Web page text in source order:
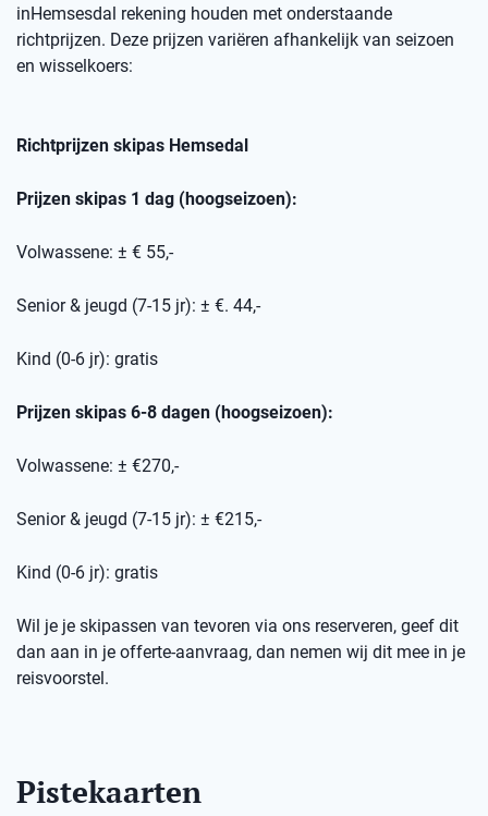
inHemsesdal rekening houden met onderstaande
richtprijzen. Deze prijzen variëren afhankelijk van seizoen
en wisselkoers:
Richtprijzen skipas Hemsedal
Prijzen skipas 1 dag (hoogseizoen):
Volwassene: ± € 55,-
Senior & jeugd (7-15 jr): ± €. 44,-
Kind (0-6 jr): gratis
Prijzen skipas 6-8 dagen (hoogseizoen):
Volwassene: ± €270,-
Senior & jeugd (7-15 jr): ± €215,-
Kind (0-6 jr): gratis
Wil je je skipassen van tevoren via ons reserveren, geef dit
dan aan in je offerte-aanvraag, dan nemen wij dit mee in je
reisvoorstel.
Pistekaarten